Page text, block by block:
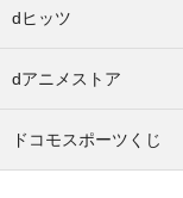
dヒッツ
dアニメストア
ドコモスポーツくじ